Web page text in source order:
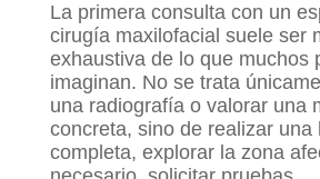
La primera consulta con un
cirugía maxilofacial suele ser
exhaustiva de lo que muchos
imaginan. No se trata
una radiografía o valorar una
concreta, sino de realizar una
completa, explorar la zona